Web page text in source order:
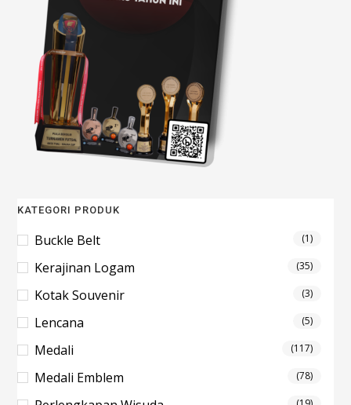
KATEGORI PRODUK
Buckle Belt (1)
Kerajinan Logam (35)
Kotak Souvenir (3)
Lencana (5)
Medali (117)
Medali Emblem (78)